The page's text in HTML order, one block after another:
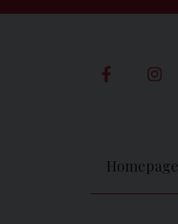
Homepage